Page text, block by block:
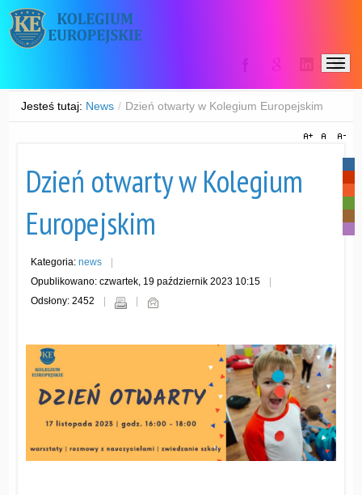
Jesteś tutaj: News / Dzień otwarty w Kolegium Europejskim
Dzień otwarty w Kolegium
Europejskim
Kategoria:news
Opublikowano: czwartek, 19 październik 2023 10:15
Odsłony: 2452